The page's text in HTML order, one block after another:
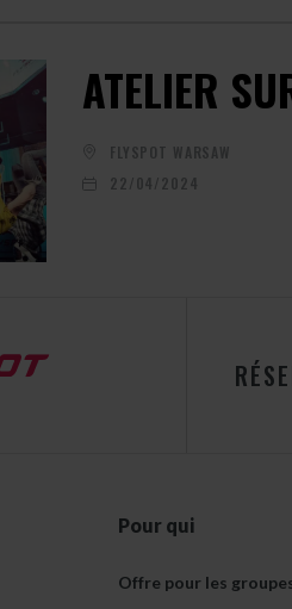
ATELIER
FLYSPOT WARSAW
22/04/2024
Pour qui
Offre pour les